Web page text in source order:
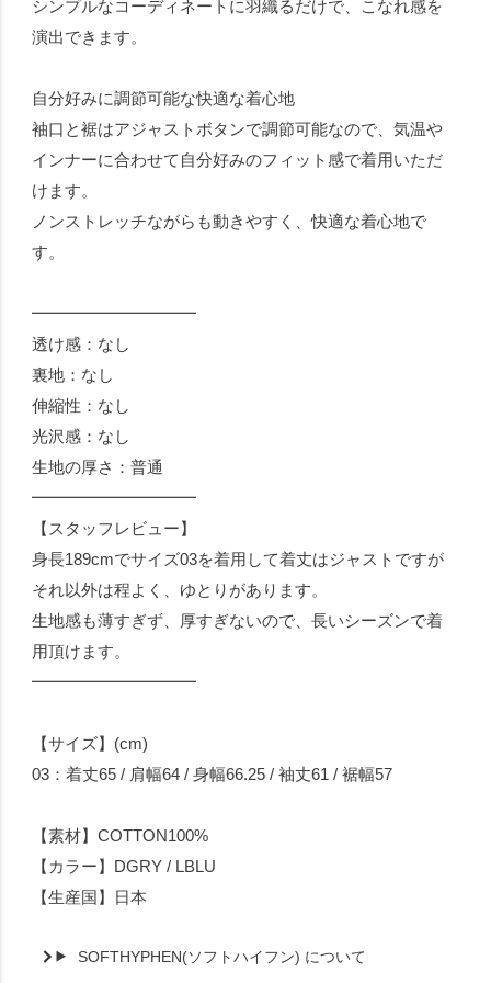
シンプルなコーディネートに羽織るだけで、こなれ感を
演出できます。
自分好みに調節可能な快適な着心地
袖口と裾はアジャストボタンで調節可能なので、気温や
インナーに合わせて自分好みのフィット感で着用いただ
けます。
ノンストレッチながらも動きやすく、快適な着心地で
す。
━━━━━━━━━━
透け感：なし
裏地：なし
伸縮性：なし
光沢感：なし
生地の厚さ：普通
━━━━━━━━━━
【スタッフレビュー】
身長189cmでサイズ03を着用して着丈はジャストですが
それ以外は程よく、ゆとりがあります。
生地感も薄すぎず、厚すぎないので、長いシーズンで着
用頂けます。
━━━━━━━━━━
【サイズ】(cm)
03：着丈65 / 肩幅64 / 身幅66.25 / 袖丈61 / 裾幅57
【素材】COTTON100%
【カラー】DGRY / LBLU
【生産国】日本
SOFTHYPHEN(ソフトハイフン) について